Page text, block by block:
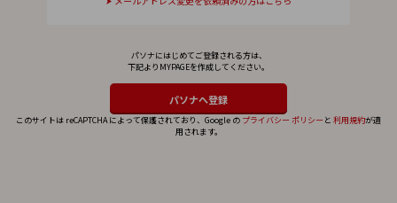
パソナにはじめてご登録される方は、
下記よりMYPAGEを作成してください。
このサイトは reCAPTCHA によって保護されており、Google の プライバシー ポリシー と 利用規約が適
用されます。